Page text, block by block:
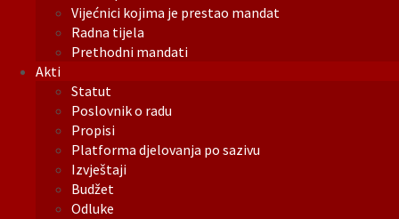
Vijećnici kojima je prestao mandat
Radna tijela
Prethodni mandati
Akti
Statut
Poslovnik o radu
Propisi
Platforma djelovanja po sazivu
Izvještaji
Budžet
Odluke